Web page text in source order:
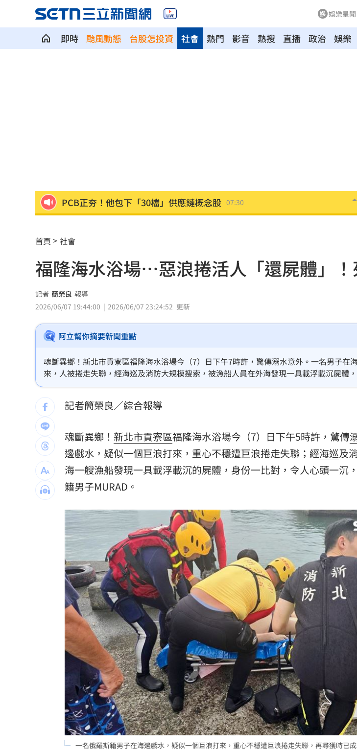
娛樂星聞
即時 颱風動態 台股怎投資 熱門 影音 熱搜 直播 政治
社會 娛樂
PCB正夯！他包下「30檔」供應鏈概念股 07:30
揭美中角力暗潮 謝金河：台灣1類人危險
車界女神忍7年職場性騷！李冠儀強勢回歸 07:11
醫曝「1情緒」恐是失智症警訊:大腦發炎中
平均大賺88%！「10檔」台股老牌基金
以AI對抗AI！北富銀組金融業防詐聯盟
肉搜黃爸慘了！惹毛輝達下場曝 06:54
王凱靈堂照惹淚 竟是「送媽媽的禮物」
7縣市大雨特報開轟 白海豚減慢、雨炸3天 06:38
國道傳嚴重事故！2車碰撞「撇頭」3人送醫 06:24
盤前／台指夜盤彈285點 台股拚延續反彈
美股多收黑！道瓊跌464點 費半小漲39點 06:12
台灣彩券開獎直播中 20:31
LIVE三立+24小時直播 15:27
三立iNEWS新聞台線上直播 18:00
理想混蛋號召粉絲跨海追星吃美食！ 18:15
首頁 社會
福隆海水浴場…惡浪捲活人「還屍體」
記者 簡榮良 報導
2026/06/07 19:44:00
2026/06/07 23:24:52 更新
阿立幫你摘要新聞重點
魂斷異鄉！新北市貢寮區福隆海水浴場今（7）日下午7時許，驚傳溺水意外。一名男子在
來，人被捲走失聯，經海巡及消防大規模搜索，被漁船人員在外海發現一具載浮載沉屍體
者確定是24歲俄羅斯籍男子MURAD。
記者簡榮良／綜合報導
魂斷異鄉！ 新北市貢寮區福隆海水浴場今（7）日下午5時許，驚傳
邊戲水，疑似一個巨浪打來，重心不穩遭巨浪捲走失聯；經海巡及
海一艘漁船發現一具載浮載沉的屍體，身份一比對，令人心頭一沉
籍男子MURAD。
一名俄羅斯籍男子在海邊戲水，疑似一個巨浪打來，重心不穩遭巨浪捲走失聯，再尋獲時已成